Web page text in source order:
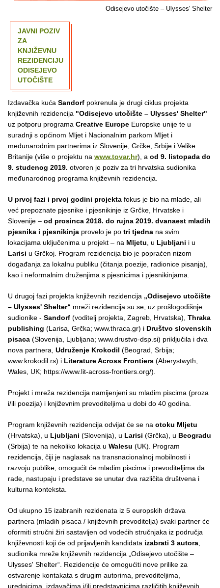
Odisejevo utočište – Ulysses' Shelter
JAVNI POZIV
ZA
KNJIŽEVNU
REZIDENCIJU
ODISEJEVO
UTOČIŠTE
Izdavačka kuća Sandorf pokrenula je drugi ciklus projekta
književnih rezidencija "Odisejevo utočište – Ulysses' Shelter"
uz potporu programa Creative Europe Europske unije te u
suradnji s općinom Mljet i Nacionalnim parkom Mljet i
međunarodnim partnerima iz Slovenije, Grčke, Srbije i Velike
Britanije (više o projektu na www.tovar.hr), a od 9. listopada do
9. studenog 2019. otvoren je poziv za tri hrvatska sudionika
međunarodnog programa književnih rezidencija.
U prvoj fazi i prvoj godini projekta fokus je bio na mlade, ali
već prepoznate pjesnike i pjesnikinje iz Grčke, Hrvatske i
Slovenije – od prosinca 2018. do rujna 2019. dvanaest mladih
pjesnika i pjesnikinja provelo je po tri tjedna na svim
lokacijama uključenima u projekt – na Mljetu , u Ljubljani i u
Larisi u Grčkoj. Program rezidencija bio je popraćen nizom
događanja za lokalnu publiku (čitanja poezije, radionice pisanja),
kao i neformalnim druženjima s pjesnicima i pjesnikinjama.
U drugoj fazi projekta književnih rezidencija „Odisejevo utočište
– Ulysses' Shelter“ mreži rezidencija su se, uz prošlogodišnje
sudionike - Sandorf (voditelj projekta, Zagreb, Hrvatska), Thraka
publishing (Larisa, Grčka; www.thraca.gr) i Društvo slovenskih
pisaca (Slovenija, Ljubljana; www.drustvo-dsp.si) priključila i dva
nova partnera, Udruženje Krokodil (Beograd, Srbija;
www.krokodil.rs) i Literature Across Frontiers (Aberystwyth,
Wales, UK; https://www.lit-across-frontiers.org/).
Projekt i mreža rezidencija namijenjeni su mladim piscima (proza
i/ili poezija) i književnim prevoditeljima u dobi do 40 godina.
Program književnih rezidencija odvijat će se na otoku Mljetu
(Hrvatska), u Ljubljani (Slovenija), u Larisi (Grčka), u Beogradu
(Srbija) te na nekoliko lokacija u Walesu (UK). Program
rezidencija, čiji je naglasak na transnacionalnoj mobilnosti i
razvoju publike, omogućit će mladim piscima i prevoditeljima da
rade, nastupaju i predstave se unutar dva različita društvena i
kulturna konteksta.
Od ukupno 15 izabranih rezidenata iz 5 europskih država
partnera (mladih pisaca / književnih prevoditelja) svaki partner će
oformiti stručni žiri sastavljen od vodećih stručnjaka iz područja
književnosti koji će od prijavljenih kandidata izabrati 3 autora
sudionika mreže književnih rezidencija „Odisejevo utočište –
Ulysses' Shelter“. Rezidencije će omogućiti nove prilike za
ostvarenje kontakata s drugim autorima, prevoditeljima,
urednicima, izdavačima i/ili predstavnicima različitih književnih